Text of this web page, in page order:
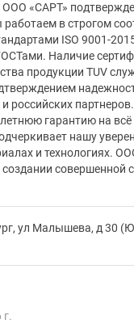
ООО «САРТ»
в строгом
ISO 9001-
Наличие
продукции TUV
российских
гарантию на всё
нашу
и технологиях.
совершенной
ул Малышева, д 30